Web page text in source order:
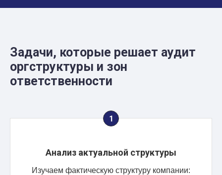
Задачи, которые решает аудит
оргструктуры и зон
ответственности
Анализ актуальной структуры
Изучаем фактическую структуру компании: